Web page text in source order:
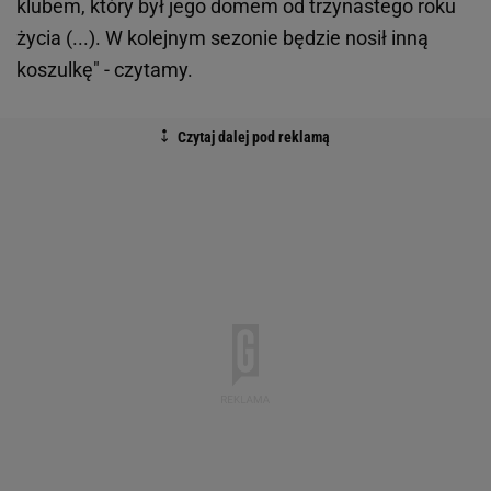
klubem, który był jego domem od trzynastego roku
życia (...). W kolejnym sezonie będzie nosił inną
koszulkę" - czytamy.